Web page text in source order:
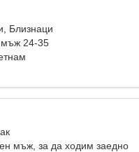
Близнаци
24-35
мъж, за да ходим заедно